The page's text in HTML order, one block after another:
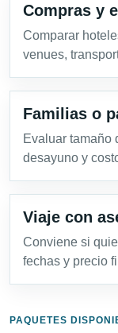
Compras y
Comparar
venues,
Familias o
Evaluar tamaño
desayuno y
Viaje con
Conviene si
fechas y precio
PAQUETES